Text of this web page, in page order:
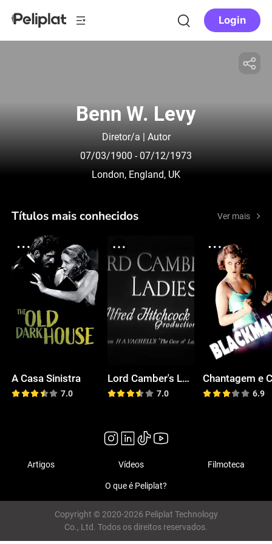
Login
Benn W. Levy
Diretor/a | Autor
07/03/1900 - 07/12/1973
London, England, UK
Títulos mais conhecidos Ver mais
A Casa Sinistra
7.0
Lord Camber's Ladies
7.0 6.9
Artigos Vídeos Filmoteca
O que é Peliplat?
Copyright © 2020-2026 Peliplat Technology
Co., Ltd. Todos os direitos reservados.